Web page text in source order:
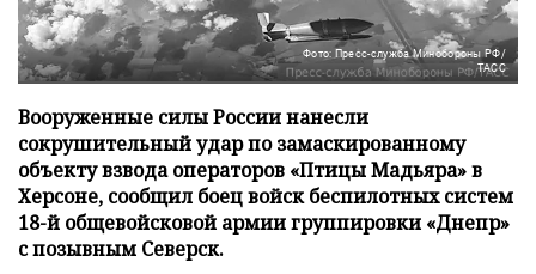
Фото: Пресс-служба Минобороны РФ/
ТАСС
Вооруженные силы России нанесли
сокрушительный удар по замаскированному
объекту взвода операторов «Птицы Мадьяра» в
Херсоне, сообщил боец войск беспилотных систем
18-й общевойсковой армии группировки «Днепр»
с позывным Северск.